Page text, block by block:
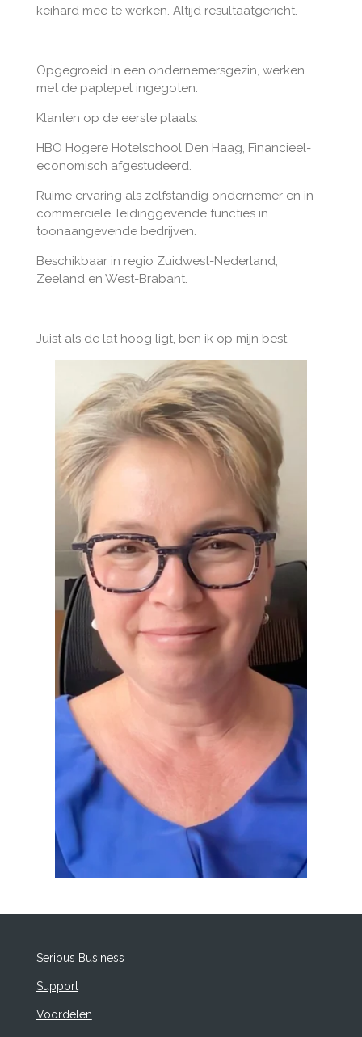
keihard mee te werken. Altijd resultaatgericht.
Opgegroeid in een ondernemersgezin, werken
met de paplepel ingegoten.
Klanten op de eerste plaats.
HBO Hogere Hotelschool Den Haag, Financieel-
economisch afgestudeerd.
Ruime ervaring als zelfstandig ondernemer en in
commerciële, leidinggevende functies in
toonaangevende bedrijven.
Beschikbaar in regio Zuidwest-Nederland,
Zeeland en West-Brabant.
Juist als de lat hoog ligt, ben ik op mijn best.
Serious Business
Support
Voordelen